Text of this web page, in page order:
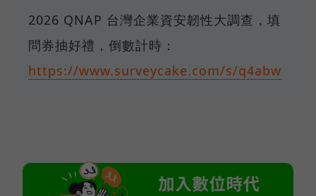
2026 QNAP 台灣企業資安韌性大調查，填
問券抽好禮，倒數計時：
https://www.surveycake.com/s/q4abw